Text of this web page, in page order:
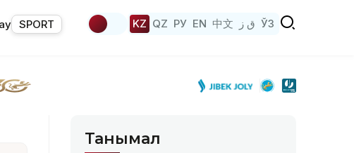
SPORT KZ QZ РУ EN 中文 ق ز ЎЗ
Танымал